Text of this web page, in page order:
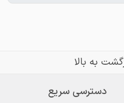
به بالا
دسترسی سریع